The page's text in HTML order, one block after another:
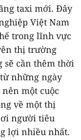
taxi mới. Đây
Việt Nam
trong lĩnh vực
thị trường
sẽ cần thêm thời
những ngày
nên một cuộc
về một thị
người tiêu
lợi nhiều nhất.